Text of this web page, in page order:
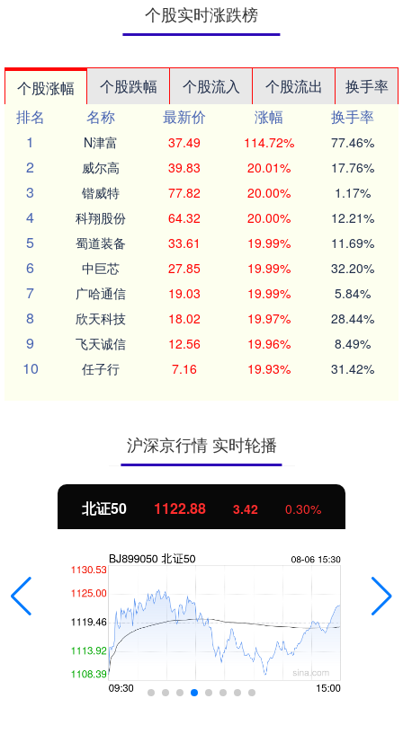
个股实时涨跌榜
个股涨幅 个股跌幅 个股流入 个股流出
换手率
排名
名称 最新价 涨幅
换手率
1
N津富 37.49 114.72% 77.46%
2 威尔高 39.83 20.01% 17.76%
3 锴威特 77.82 20.00% 1.17%
4 科翔股份 64.32 20.00% 12.21%
5 蜀道装备 33.61 19.99% 11.69%
6 中巨芯 27.85 19.99% 32.20%
7 广哈通信 19.03 19.99% 5.84%
8 欣天科技 18.02 19.97% 28.44%
9 飞天诚信 12.56 19.96% 8.49%
10 任子行 7.16 19.93% 31.42%
沪深京行情 实时轮播
北证50 1122.88 3.42 0.30%